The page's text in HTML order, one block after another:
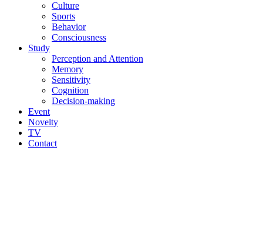
Culture
Sports
Behavior
Consciousness
Study
Perception and Attention
Memory
Sensitivity
Cognition
Decision-making
Event
Novelty
TV
Contact